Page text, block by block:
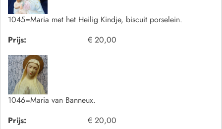
1045=Maria met het Heilig Kindje, biscuit porselein.
Prijs:
€ 20,00
1046=Maria van Banneux.
Prijs:
€ 20,00